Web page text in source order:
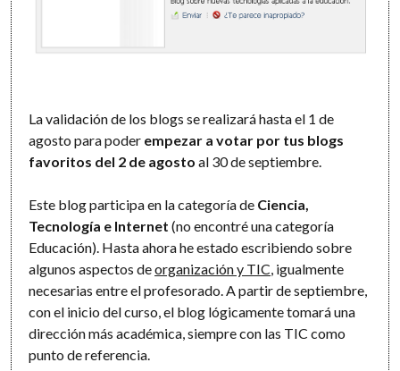
La validación de los blogs se realizará hasta el 1 de
agosto para poder empezar a votar por tus blogs
favoritos del 2 de agosto al 30 de septiembre.
Este blog participa en la categoría de Ciencia,
Tecnología e Internet (no encontré una categoría
Educación). Hasta ahora he estado escribiendo sobre
algunos aspectos deorganización y TIC, igualmente
necesarias entre el profesorado. A partir de septiembre,
con el inicio del curso, el blog lógicamente tomará una
dirección más académica, siempre con las TIC como
punto de referencia.